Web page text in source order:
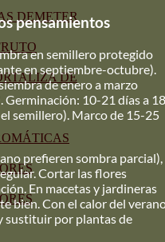
DEMETER
DE
pensamientos
en semillero protegido
en septiembre-octubre).
de enero a marzo
10-21 días a
semillero). Marco de 15-25
prefieren sombra parcial),
Cortar las flores
En macetas y jardineras
bien. Con el calor del
sustituir por plantas de